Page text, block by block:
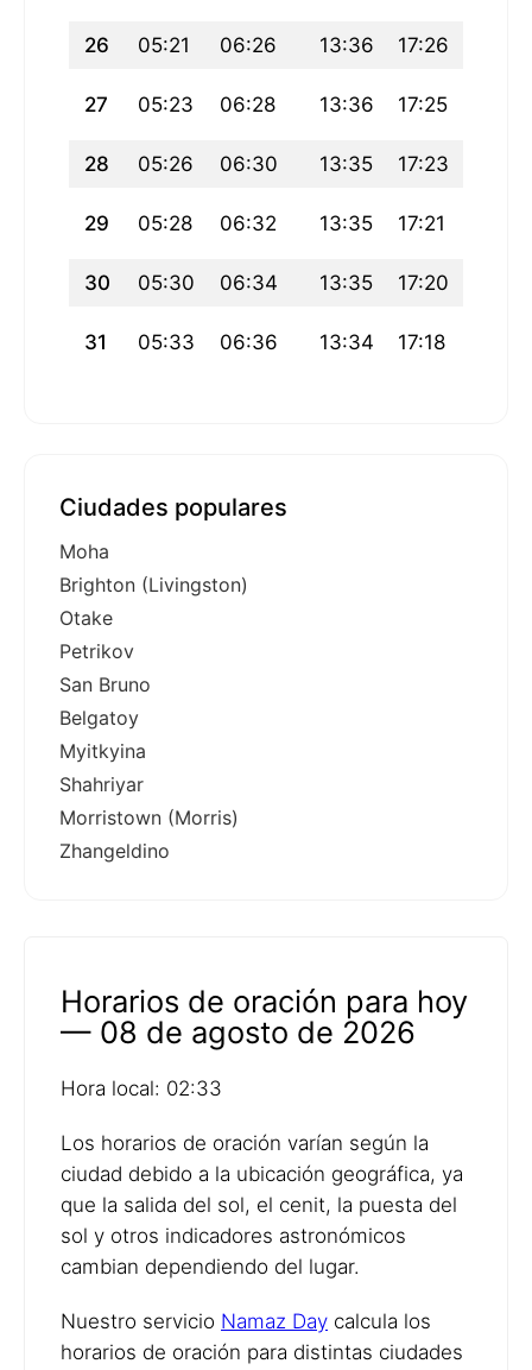
26 05:21 06:26 13:36 17:26
27 05:23 06:28 13:36 17:25
28 05:26 06:30 13:35 17:23
29 05:28 06:32 13:35 17:21
30 05:30 06:34 13:35 17:20
31 05:33 06:36 13:34 17:18
Ciudades populares
Moha
Brighton (Livingston)
Otake
Petrikov
San Bruno
Belgatoy
Myitkyina
Shahriyar
Morristown (Morris)
Zhangeldino
Horarios de oración para hoy
— 08 de agosto de 2026
Hora local: 02:33
Los horarios de oración varían según la
ciudad debido a la ubicación geográfica, ya
que la salida del sol, el cenit, la puesta del
sol y otros indicadores astronómicos
cambian dependiendo del lugar.
Nuestro servicio Namaz Day calcula los
horarios de oración para distintas ciudades